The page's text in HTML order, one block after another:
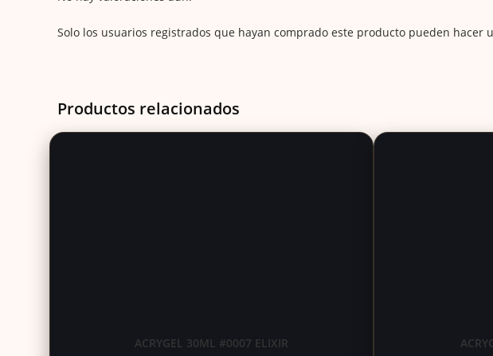
Solo los usuarios registrados que hayan comprado este producto pueden hacer
Productos relacionados
ACRYGEL 30ML #0007 ELIXIR